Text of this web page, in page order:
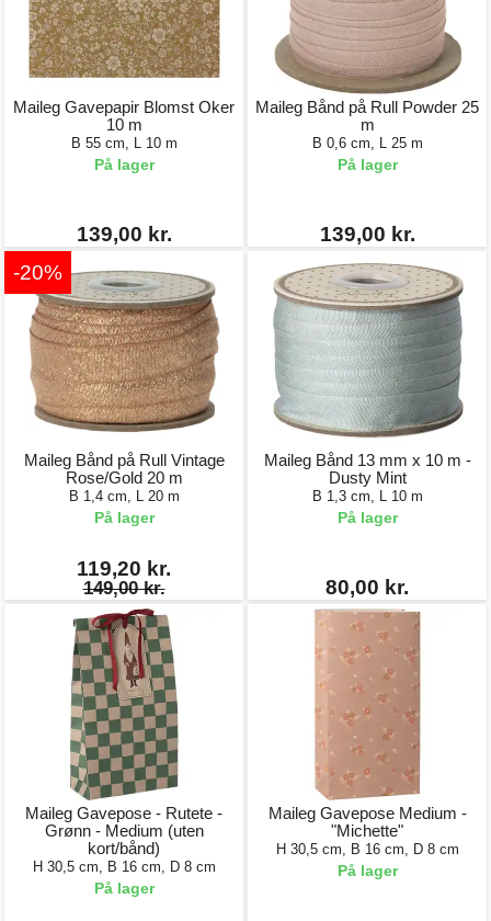
Maileg Gavepapir Blomst Oker
10 m
B 55 cm, L 10 m
På lager
139,00 kr.
Maileg Bånd på Rull Powder 25
m
B 0,6 cm, L 25 m
På lager
139,00 kr.
-20%
Maileg Bånd på Rull Vintage
Rose/Gold 20 m
B 1,4 cm, L 20 m
På lager
119,20 kr.
149,00 kr.
Maileg Bånd 13 mm x 10 m -
Dusty Mint
B 1,3 cm, L 10 m
På lager
80,00 kr.
Maileg Gavepose - Rutete -
Grønn - Medium (uten
kort/bånd)
H 30,5 cm, B 16 cm, D 8 cm
På lager
Maileg Gavepose Medium -
"Michette"
H 30,5 cm, B 16 cm, D 8 cm
På lager